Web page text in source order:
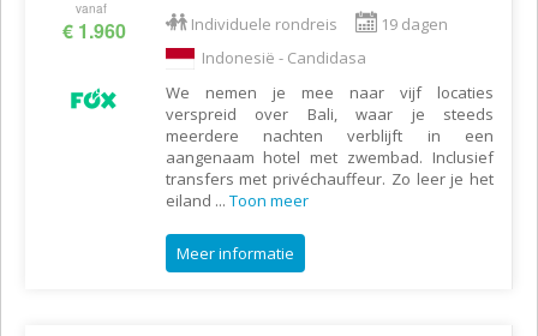
vanaf
€ 1.960 Individuele rondreis
19 dagen
Indonesië - Candidasa
We nemen je mee naar vijf locaties
verspreid over Bali, waar je steeds
meerdere nachten verblijft in een
aangenaam hotel met zwembad. Inclusief
transfers met privéchauffeur. Zo leer je het
eiland ... Toon meer
Meer informatie